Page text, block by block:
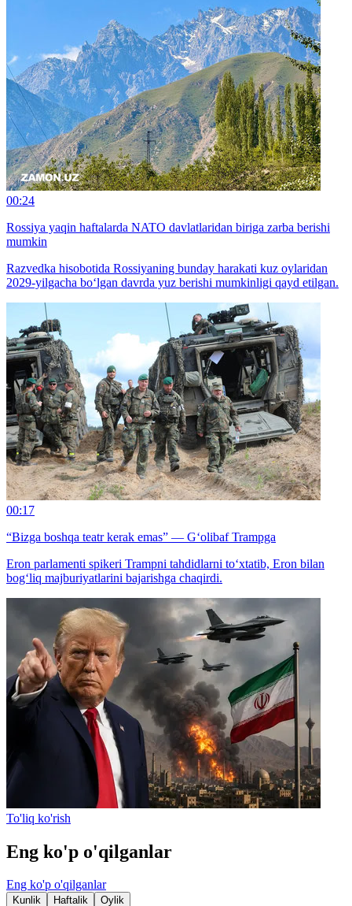
00:24
Rossiya yaqin haftalarda NATO davlatlaridan biriga zarba berishi
mumkin
Razvedka hisobotida Rossiyaning bunday harakati kuz oylaridan
2029-yilgacha bo‘lgan davrda yuz berishi mumkinligi qayd etilgan.
00:17
“Bizga boshqa teatr kerak emas” — G‘olibaf Trampga
Eron parlamenti spikeri Trampni tahdidlarni to‘xtatib, Eron bilan
bog‘liq majburiyatlarini bajarishga chaqirdi.
To'liq ko'rish
Eng ko'p o'qilganlar
Eng ko'p o'qilganlar
Kunlik Haftalik Oylik